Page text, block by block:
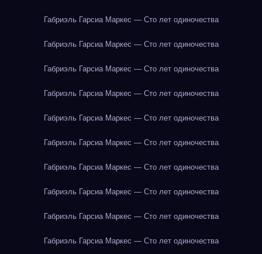
Габриэль Гарсиа Маркес — Сто лет одиночества
Габриэль Гарсиа Маркес — Сто лет одиночества
Габриэль Гарсиа Маркес — Сто лет одиночества
Габриэль Гарсиа Маркес — Сто лет одиночества
Габриэль Гарсиа Маркес — Сто лет одиночества
Габриэль Гарсиа Маркес — Сто лет одиночества
Габриэль Гарсиа Маркес — Сто лет одиночества
Габриэль Гарсиа Маркес — Сто лет одиночества
Габриэль Гарсиа Маркес — Сто лет одиночества
Габриэль Гарсиа Маркес — Сто лет одиночества